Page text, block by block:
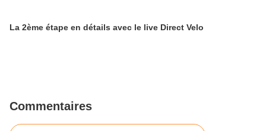
La 2ème étape en détails avec le live Direct Velo
Commentaires